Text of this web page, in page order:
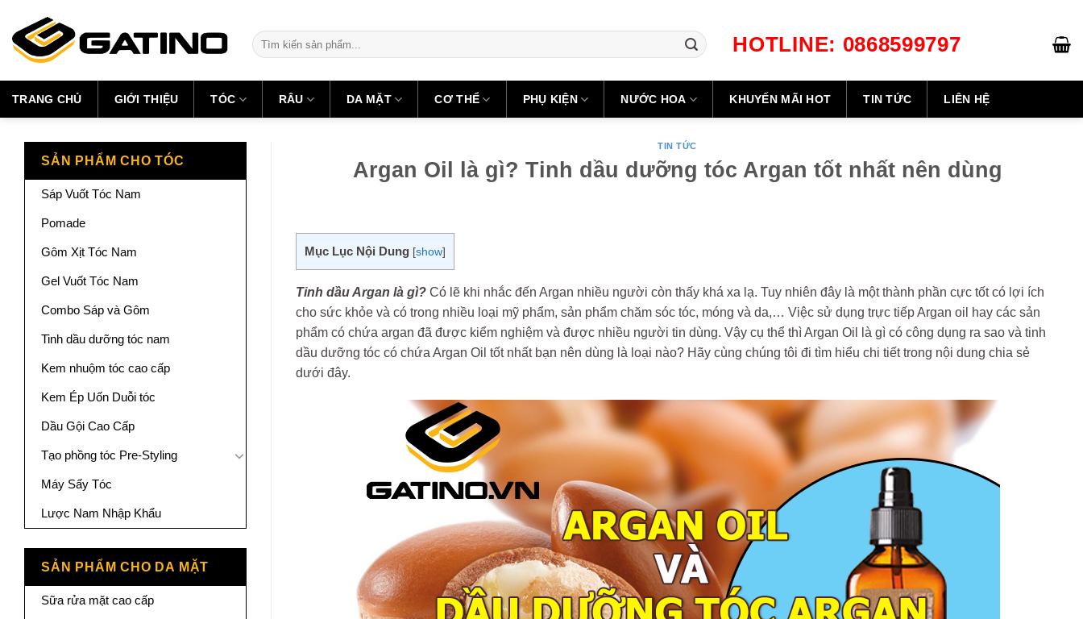
content
Tìm
kiếm:
HOTLINE: 0868599797
TRANG CHỦ GIỚI THIỆU TÓC RÂU DA MẶT CƠ THỂ PHỤ KIỆN NƯỚC HOA KHUYẾN MÃI HOT TIN TỨC LIÊN HỆ
SẢN PHẨM CHO TÓC
Sáp Vuốt Tóc Nam
Pomade
Gôm Xịt Tóc Nam
Gel Vuốt Tóc Nam
Combo Sáp và Gôm
Tinh dầu dưỡng tóc nam
Kem nhuộm tóc cao cấp
Kem Ép Uốn Duỗi tóc
Dầu Gội Cao Cấp
Tạo phồng tóc Pre-Styling
Máy Sấy Tóc
Lược Nam Nhập Khẩu
SẢN PHẨM CHO DA MẶT
Sữa rửa mặt cao cấp
TIN TỨC
Argan Oil là gì? Tinh dầu dưỡng tóc Argan tốt nhất nên dùng
Mục Lục Nội Dung [show]
Tinh dầu Argan là gì? Có lẽ khi nhắc đến Argan nhiều người còn thấy khá xa lạ. Tuy nhiên đây là một thành phần cực tốt có lợi ích
cho sức khỏe và có trong nhiều loại mỹ phẩm, sản phẩm chăm sóc tóc, móng và da,… Việc sử dụng trực tiếp Argan oil hay các sản
phẩm có chứa argan đã được kiểm nghiệm và được nhiều người tin dùng. Vậy cụ thể thì Argan Oil là gì có công dụng ra sao và tinh
dầu dưỡng tóc có chứa Argan Oil tốt nhất bạn nên dùng là loại nào? Hãy cùng chúng tôi đi tìm hiểu chi tiết trong nội dung chia sẻ
dưới đây.